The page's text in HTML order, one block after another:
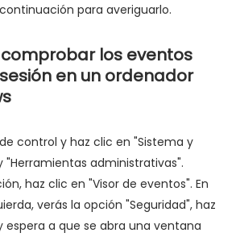
para averiguarlo.
los eventos
en un ordenador
control y haz clic en "Sistema y
"Herramientas administrativas".
haz clic en "Visor de eventos". En
verás la opción "Seguridad", haz
espera a que se abra una ventana